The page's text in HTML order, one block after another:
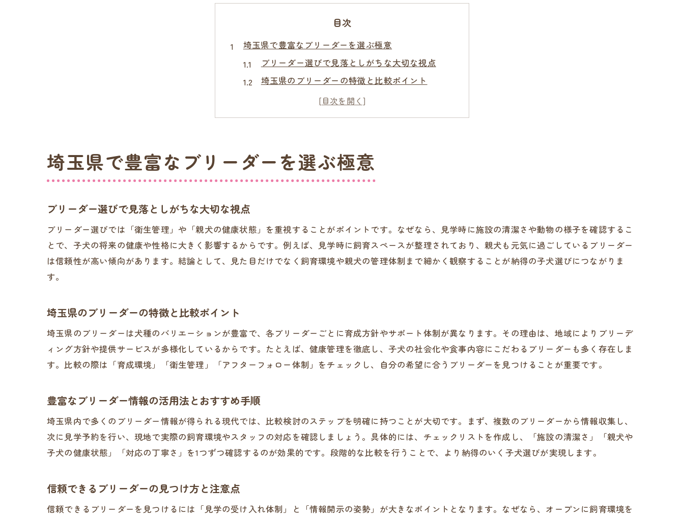
目次
埼玉県で豊富なブリーダーを選ぶ極意
ブリーダー選びで見落としがちな大切な視点
埼玉県のブリーダーの特徴と比較ポイント
豊富なブリーダー情報の活用法とおすすめ手順
信頼できるブリーダーの見つけ方と注意点
理想の子犬に出会うためのブリーダー選定術
信頼できるブリーダー探しの実践ポイント
ブリーダーの飼育環境が信頼性に与える影響
埼玉県内で悪質ブリーダーを避ける情報収集術
ブリーダー選びで役立つ見学時の質問例
埼玉で注意したい悪徳ブリーダーの特徴とは
見学で分かる悪質ブリーダーのサインを解説
ブリーダーの説明内容に隠れたリスクの見抜き方
見学時に注意したいブリーダーの特徴とは
見学必須の理由とブリーダー犬舎の見方
清潔な環境か見抜くためのチェックポイント
見学時にありがちなトラブルと対策例
埼玉県で豊富なブリーダーを選ぶ極意
ブリーダー選びで見落としがちな大切な視点
ブリーダー選びでは「衛生管理」や「親犬の健康状態」を重視することがポイントです。なぜなら、見学時に施設の清潔さや動物の様子を確認するこ
とで、子犬の将来の健康や性格に大きく影響するからです。例えば、見学時に飼育スペースが整理されており、親犬も元気に過ごしているブリーダー
は信頼性が高い傾向があります。結論として、見た目だけでなく飼育環境や親犬の管理体制まで細かく観察することが納得の子犬選びにつながりま
す。
埼玉県のブリーダーの特徴と比較ポイント
埼玉県のブリーダーは犬種のバリエーションが豊富で、各ブリーダーごとに育成方針やサポート体制が異なります。その理由は、地域によりブリーデ
ィング方針や提供サービスが多様化しているからです。たとえば、健康管理を徹底し、子犬の社会化や食事内容にこだわるブリーダーも多く存在しま
す。比較の際は「育成環境」「衛生管理」「アフターフォロー体制」をチェックし、自分の希望に合うブリーダーを見つけることが重要です。
豊富なブリーダー情報の活用法とおすすめ手順
埼玉県内で多くのブリーダー情報が得られる現代では、比較検討のステップを明確に持つことが大切です。まず、複数のブリーダーから情報収集し、
次に見学予約を行い、現地で実際の飼育環境やスタッフの対応を確認しましょう。具体的には、チェックリストを作成し、「施設の清潔さ」「親犬や
子犬の健康状態」「対応の丁寧さ」を1つずつ確認するのが効果的です。段階的な比較を行うことで、より納得のいく子犬選びが実現します。
信頼できるブリーダーの見つけ方と注意点
信頼できるブリーダーを見つけるには「見学の受け入れ体制」と「情報開示の姿勢」が大きなポイントとなります。なぜなら、オープンに飼育環境を